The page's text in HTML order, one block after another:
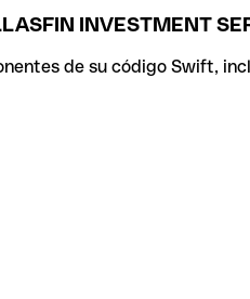
INVESTMENT
de su código Swift,